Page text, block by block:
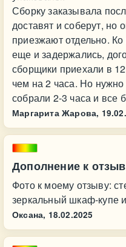
Сборку заказывала
доставят и соберут, но
приезжают отдельно.
еще и задержались,
сборщики приехали в
чем на 2 часа. Но нужно
собрали 2-3 часа и все
Маргарита Жарова,
Дополнение к
Фото к моему отзыву:
зеркальный шкаф-купе
Оксана, 18.02.2025